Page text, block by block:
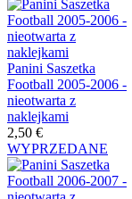
Panini Saszetka
Football 2005-2006 -
nieotwarta z
naklejkami
2,50 €
WYPRZEDANE